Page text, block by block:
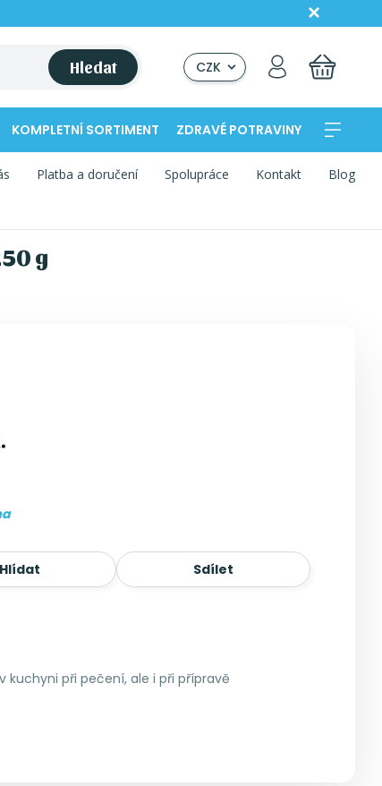
Hledat CZK
KOMPLETNÍ SORTIMENT ZDRAVÉ POTRAVINY
Platba a doručení Spolupráce Kontakt Blog
g
Hlídat Sdílet
kuchyni při pečení, ale i při přípravě